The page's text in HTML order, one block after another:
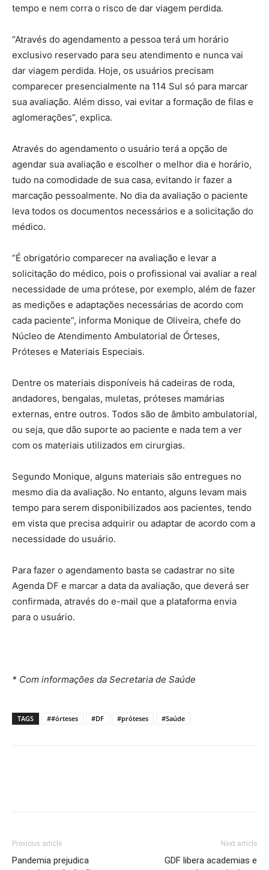
tempo e nem corra o risco de dar viagem perdida.
“Através do agendamento a pessoa terá um horário
exclusivo reservado para seu atendimento e nunca vai
dar viagem perdida. Hoje, os usuários precisam
comparecer presencialmente na 114 Sul só para marcar
sua avaliação. Além disso, vai evitar a formação de filas e
aglomerações”, explica.
Através do agendamento o usuário terá a opção de
agendar sua avaliação e escolher o melhor dia e horário,
tudo na comodidade de sua casa, evitando ir fazer a
marcação pessoalmente. No dia da avaliação o paciente
leva todos os documentos necessários e a solicitação do
médico.
“É obrigatório comparecer na avaliação e levar a
solicitação do médico, pois o profissional vai avaliar a real
necessidade de uma prótese, por exemplo, além de fazer
as medições e adaptações necessárias de acordo com
cada paciente”, informa Monique de Oliveira, chefe do
Núcleo de Atendimento Ambulatorial de Órteses,
Próteses e Materiais Especiais.
Dentre os materiais disponíveis há cadeiras de roda,
andadores, bengalas, muletas, próteses mamárias
externas, entre outros. Todos são de âmbito ambulatorial,
ou seja, que dão suporte ao paciente e nada tem a ver
com os materiais utilizados em cirurgias.
Segundo Monique, alguns materiais são entregues no
mesmo dia da avaliação. No entanto, alguns levam mais
tempo para serem disponibilizados aos pacientes, tendo
em vista que precisa adquirir ou adaptar de acordo com a
necessidade do usuário.
Para fazer o agendamento basta se cadastrar no site
Agenda DF e marcar a data da avaliação, que deverá ser
confirmada, através do e-mail que a plataforma envia
para o usuário.
* Com informações da Secretaria de Saúde
TAGS ##órteses #DF #próteses #Saúde
Previous article
Pandemia prejudica
Next article
GDF libera academias e